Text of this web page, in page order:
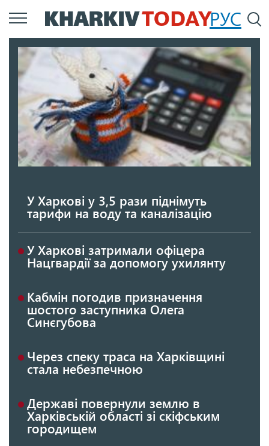
Перейти
до
вмісту
РУС
У Харкові у 3,5 рази піднімуть
тарифи на воду та каналізацію
У Харкові затримали офіцера
Нацгвардії за допомогу ухилянту
Кабмін погодив призначення
шостого заступника Олега
Синєгубова
Через спеку траса на Харківщині
стала небезпечною
Державі повернули землю в
Харківській області зі скіфським
городищем